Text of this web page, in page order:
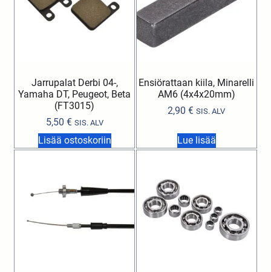
Jarrupalat Derbi 04-,
Yamaha DT, Peugeot, Beta
(FT3015)
5,50 € SIS. ALV
Lisää ostoskoriin
Ensiörattaan kiila, Minarelli
AM6 (4x4x20mm)
2,90€ SIS. ALV
Lue lisää